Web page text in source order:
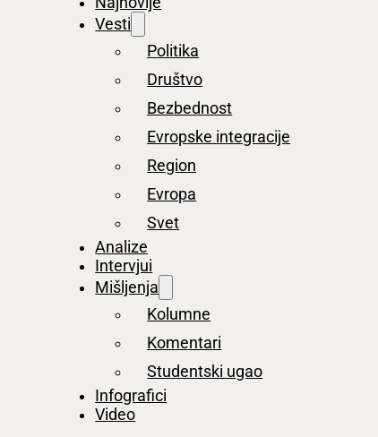
Vesti
Politika
Društvo
Bezbednost
Evropske integracije
Region
Evropa
Svet
Analize
Intervjui
Mišljenja
Kolumne
Komentari
Studentski ugao
Infografici
Video